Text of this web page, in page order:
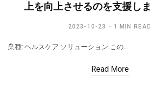
上を向上させるのを支援し
2023-10-23 1 MIN READ
業種: ヘルスケア ソリューション この…
Read More